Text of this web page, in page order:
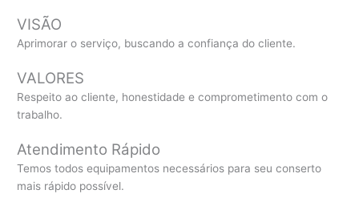
VISÃO
Aprimorar o serviço, buscando a confiança do cliente.
VALORES
Respeito ao cliente, honestidade e comprometimento com o
trabalho.
Atendimento Rápido
Temos todos equipamentos necessários para seu conserto
mais rápido possível.